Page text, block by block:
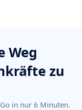
Weg
zu
in nur 6 Minuten.